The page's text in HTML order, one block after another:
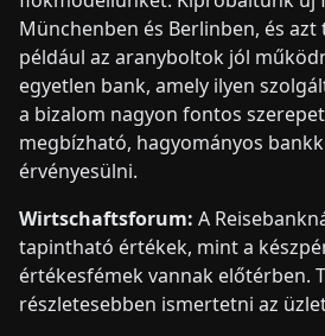
Münchenben és Berlinben, és
például az aranyboltok jól
egyetlen bank, amely ilyen
a bizalom nagyon fontos
megbízható, hagyományos
érvényesülni.
Wirtschaftsforum: A
tapintható értékek, mint a
értékesfémek vannak előtérben.
részletesebben ismertetni az